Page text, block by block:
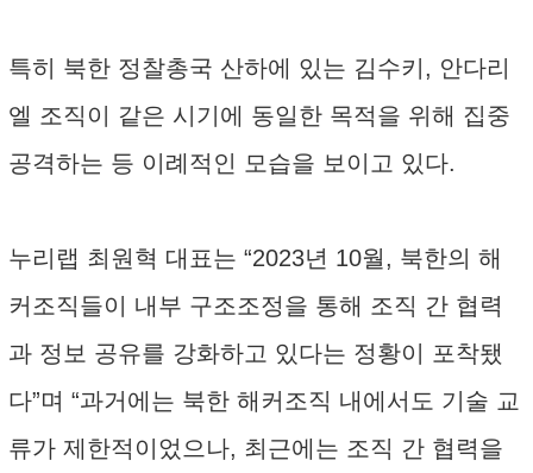
특히 북한 정찰총국 산하에 있는 김수키, 안다리
엘 조직이 같은 시기에 동일한 목적을 위해 집중
공격하는 등 이례적인 모습을 보이고 있다.
누리랩 최원혁 대표는 “2023년 10월, 북한의 해
커조직들이 내부 구조조정을 통해 조직 간 협력
과 정보 공유를 강화하고 있다는 정황이 포착됐
다”며 “과거에는 북한 해커조직 내에서도 기술 교
류가 제한적이었으나, 최근에는 조직 간 협력을